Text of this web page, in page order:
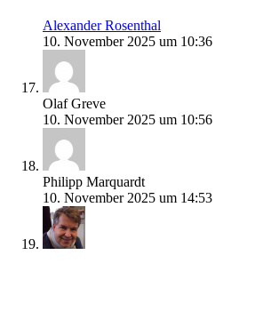
Alexander Rosenthal
10. November 2025 um 10:36
Olaf Greve
10. November 2025 um 10:56
Philipp Marquardt
10. November 2025 um 14:53